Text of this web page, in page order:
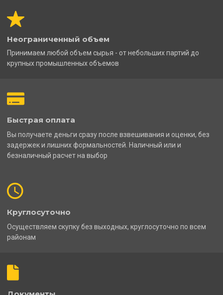
Неограниченный объем
Принимаем любой объем сырья - от небольших партий до
крупных промышленных объемов
Быстрая оплата
Вы получаете деньги сразу после взвешивания и оценки, без
задержек и лишних формальностей. Наличный или и
безналичный расчет на выбор
Круглосуточно
Осуществляем скупку без выходных, круглосуточно по всем
районам